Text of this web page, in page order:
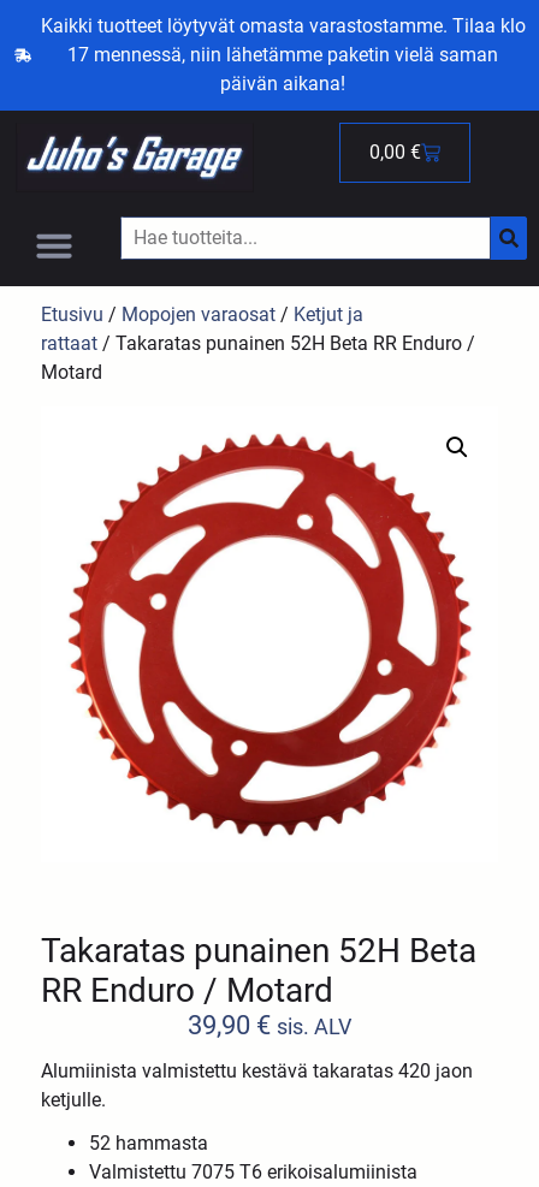
Kaikki tuotteet löytyvät omasta varastostamme. Tilaa klo
17 mennessä, niin lähetämme paketin vielä saman
päivän aikana!
0,00 €
Etusivu / Mopojen varaosat / Ketjut ja
rattaat / Takaratas punainen 52H Beta RR Enduro /
Motard
Takaratas punainen 52H Beta
RR Enduro / Motard
39,90 € sis. ALV
Alumiinista valmistettu kestävä takaratas 420 jaon
ketjulle.
52 hammasta
Valmistettu 7075 T6 erikoisalumiinista